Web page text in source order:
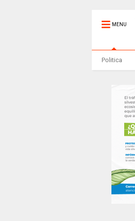
MENU
Politica